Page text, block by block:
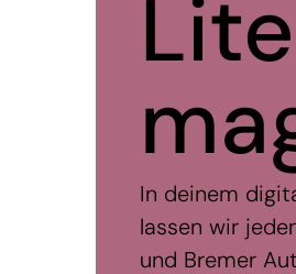
In deinem
lassen wir
und Bremer